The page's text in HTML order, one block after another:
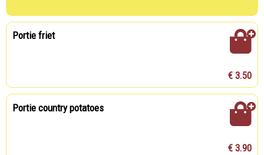
Portie friet
€ 3.50
Portie country potatoes
€ 3.90